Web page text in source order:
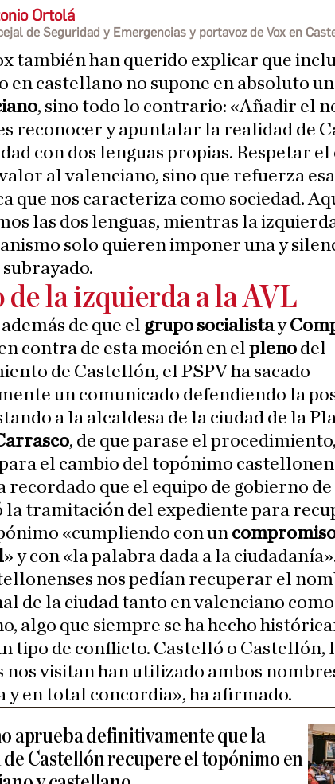
Ortolá
de Seguridad y Emergencias y portavoz de Vox en
también han querido explicar que
en castellano no supone en absoluto un
, sino todo lo contrario: «Añadir el
reconocer y apuntalar la realidad de
con dos lenguas propias. Respetar
al valenciano, sino que refuerza
que nos caracteriza como sociedad.
las dos lenguas, mientras la
solo quieren imponer una y
de la izquierda a la AVL
de que el grupo socialistay
contra de esta moción en el pleno del
de Castellón, el PSPV ha sacado
un comunicado defendiendo la
a la alcaldesa de la ciudad de la
, de que parase el
el cambio del topónimo
recordado que el equipo de gobierno de
la tramitación del expediente para
«cumpliendo con un
» y con «la palabra dada a la
nos pedían recuperar el
de la ciudad tanto en valenciano
algo que siempre se ha hecho
tipo de conflicto. Castelló o Castellón,
nos visitan han utilizado ambos
y en total concordia», ha afirmado.
aprueba definitivamente que la
Castellón recupere el topónimo en